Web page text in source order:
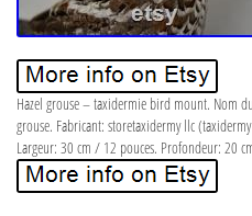
Hazel grouse – taxidermie bird mount. Nom
grouse. Fabricant: storetaxidermy llc
Largeur: 30 cm / 12 pouces. Profondeur: 20